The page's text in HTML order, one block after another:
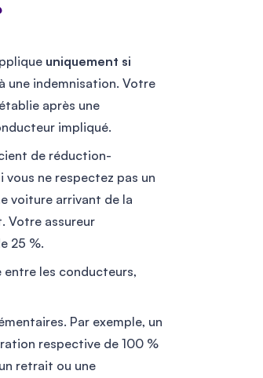
uniquement si
une indemnisation. Votre
après une
impliqué.
de réduction-
vous ne respectez pas un
voiture arrivant de la
Votre assureur
25 %.
les conducteurs,
Par exemple, un
respective de 100 %
retrait ou une